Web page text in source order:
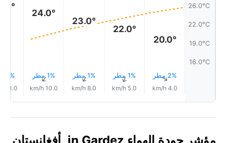
26.0°C
22.0°C
19.0°C
16.0°C
20.0°
2% مطر↑
4.0 km/h
22.0°
1% مطر↑
5.0 km/h
23.0°
1% مطر↑
8.0 km/h
24.0°
1% مطر↑
10.0 km/h
1% مطر
13.0 km/h